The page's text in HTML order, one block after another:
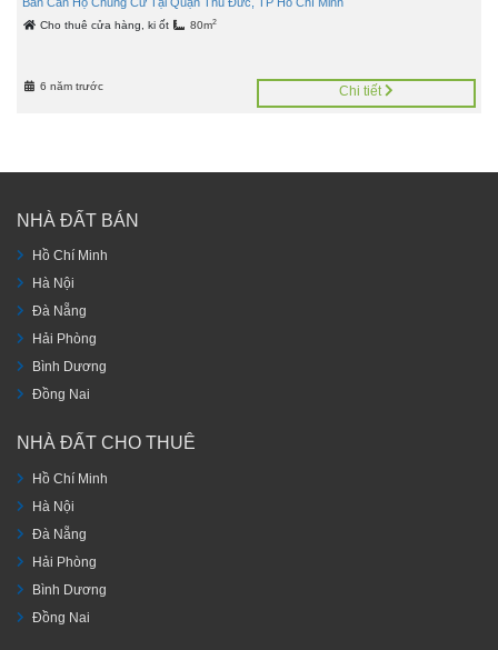
Cho thuê cửa hàng, ki ốt 80m2
6 năm trước Chi tiết
NHÀ ĐẤT BÁN
Hồ Chí Minh
Hà Nội
Đà Nẵng
Hải Phòng
Bình Dương
Đồng Nai
NHÀ ĐẤT CHO THUÊ
Hồ Chí Minh
Hà Nội
Đà Nẵng
Hải Phòng
Bình Dương
Đồng Nai